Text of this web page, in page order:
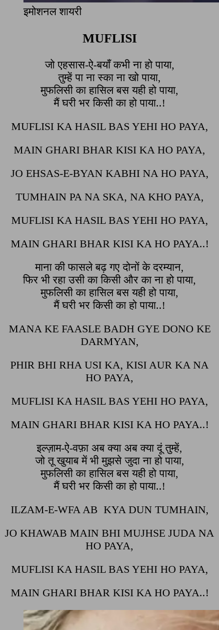
इमोशनल शायरी
MUFLISI
जो एहसास-ऐ-बयाँ कभी ना हो पाया,
तुम्हें पा ना स्का ना खो पाया,
मुफलिसी का हासिल बस यही हो पाया,
मैं घरी भर किसी का हो पाया..!
MUFLISI KA HASIL BAS YEHI HO PAYA,
MAIN GHARI BHAR KISI KA HO PAYA,
JO EHSAS-E-BYAN KABHI NA HO PAYA,
TUMHAIN PA NA SKA, NA KHO PAYA,
MUFLISI KA HASIL BAS YEHI HO PAYA,
MAIN GHARI BHAR KISI KA HO PAYA..!
माना की फासले बढ़ गए दोनों के दरम्यान,
फिर भी रहा उसी का किसी और का ना हो पाया,
मुफलिसी का हासिल बस यही हो पाया,
मैं घरी भर किसी का हो पाया..!
MANA KE FAASLE BADH GYE DONO KE
DARMYAN,
PHIR BHI RHA USI KA, KISI AUR KA NA
HO PAYA,
MUFLISI KA HASIL BAS YEHI HO PAYA,
MAIN GHARI BHAR KISI KA HO PAYA..!
इल्ज़ाम-ऐ-वफ़ा अब क्या अब क्या दूं तुम्हें,
जो तू खुयाब में भी मुझसे जुदा ना हो पाया,
मुफलिसी का हासिल बस यही हो पाया,
मैं घरी भर किसी का हो पाया..!
ILZAM-E-WFA AB KYA DUN TUMHAIN,
JO KHAWAB MAIN BHI MUJHSE JUDA NA
HO PAYA,
MUFLISI KA HASIL BAS YEHI HO PAYA,
MAIN GHARI BHAR KISI KA HO PAYA..!